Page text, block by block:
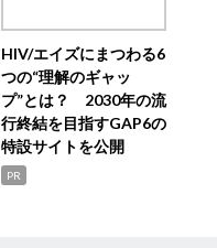
HIV/エイズにまつわる6
つの“理解のギャッ
プ”とは？ 2030年の流
行終結を目指すGAP6の
特設サイトを公開
PR